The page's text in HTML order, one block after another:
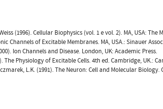
(1996). Cellular Biophysics (vol. 1 e vol. 2). MA, USA: The
Channels of Excitable Membranes. MA, USA.: Sinauer
Ion Channels and Disease. London, UK: Academic Press.
The Physiology of Excitable Cells. 4th ed. Cambridge, UK.:
L.K. (1991). The Neuron: Cell and Molecular